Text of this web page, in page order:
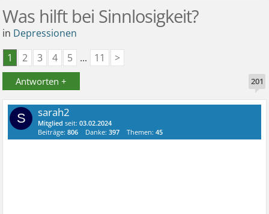
Was hilft bei Sinnlosigkeit?
in Depressionen
1
2 3 4 5 ... 11 >
Antworten + 201
S sarah2
Mitglied seit:03.02.2024
Beiträge:806 Danke:397 Themen:45